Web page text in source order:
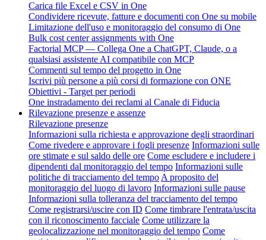
Carica file Excel e CSV in One
Condividere ricevute, fatture e documenti con One su mobile
Limitazione dell'uso e monitoraggio del consumo di One
Bulk cost center assignments with One
Factorial MCP — Collega One a ChatGPT, Claude, o a
qualsiasi assistente AI compatibile con MCP
Commenti sul tempo del progetto in One
Iscrivi più persone a più corsi di formazione con ONE
Obiettivi - Target per periodi
One instradamento dei reclami al Canale di Fiducia
Rilevazione presenze e assenze
Rilevazione presenze
Informazioni sulla richiesta e approvazione degli straordinari
Come rivedere e approvare i fogli presenze Informazioni sulle
ore stimate e sul saldo delle ore Come escludere e includere i
dipendenti dal monitoraggio del tempo Informazioni sulle
politiche di tracciamento del tempo A proposito del
monitoraggio del luogo di lavoro Informazioni sulle pause
Informazioni sulla tolleranza del tracciamento del tempo
Come registrarsi/uscire con ID Come timbrare l'entrata/uscita
con il riconoscimento facciale Come utilizzare la
geolocalizzazione nel monitoraggio del tempo Come